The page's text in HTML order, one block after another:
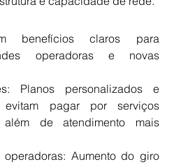
benefícios claros para
operadoras e novas
Planos personalizados e
evitam pagar por serviços
além de atendimento mais
Aumento do giro